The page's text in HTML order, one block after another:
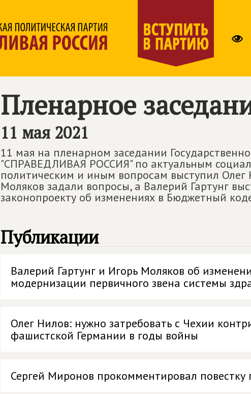
Пленарное
11 мая 2021
11 мая на пленарном заседании
"СПРАВЕДЛИВАЯ РОССИЯ" по актуальным
политическим и иным вопросам выступил Олег
Моляков задали вопросы, а Валерий Гартунг
законопроекту об изменениях в Бюджетный
Публикации
Валерий Гартунг и Игорь Моляков об
модернизации первичного звена системы
Олег Нилов: нужно затребовать с Чехии
фашистской Германии в годы войны
Сергей Миронов прокомментировал повестку